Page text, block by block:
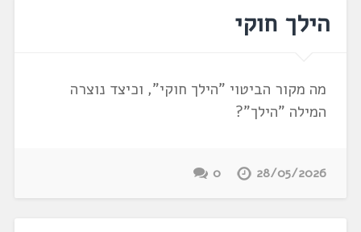
הילך חוקי
מה מקור הביטוי "הילך חוקי", וכיצד נוצרה
המילה "הילך"?
28/05/2026
0